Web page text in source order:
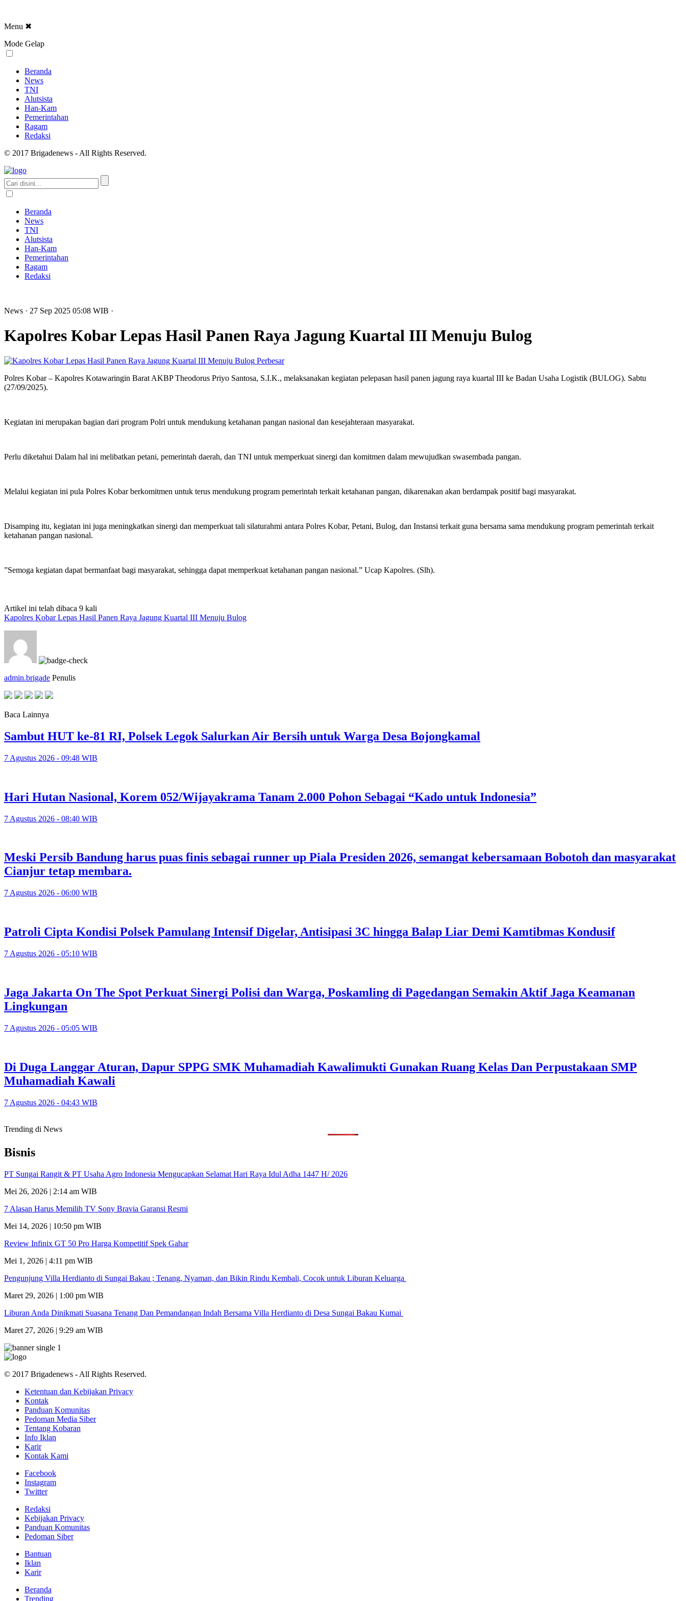
Menu ✖
Mode Gelap
Beranda
News
TNI
Alutsista
Han-Kam
Pemerintahan
Ragam
Redaksi
© 2017 Brigadenews - All Rights Reserved.
Beranda
News
TNI
Alutsista
Han-Kam
Pemerintahan
Ragam
Redaksi
News · 27 Sep 2025 05:08 WIB ·
Kapolres Kobar Lepas Hasil Panen Raya Jagung Kuartal III Menuju Bulog
Perbesar
‎Polres Kobar – Kapolres Kotawaringin Barat AKBP Theodorus Priyo Santosa, S.I.K., melaksanakan kegiatan pelepasan hasil panen jagung raya kuartal III ke Badan Usaha Logistik (BULOG). Sabtu
(27/09/2025).
‎Kegiatan ini merupakan bagian dari program Polri untuk mendukung ketahanan pangan nasional dan kesejahteraan masyarakat.
‎Perlu diketahui Dalam hal ini melibatkan petani, pemerintah daerah, dan TNI untuk memperkuat sinergi dan komitmen dalam mewujudkan swasembada pangan.
‎Melalui kegiatan ini pula Polres Kobar berkomitmen untuk terus mendukung program pemerintah terkait ketahanan pangan, dikarenakan akan berdampak positif bagi masyarakat.
‎Disamping itu, kegiatan ini juga meningkatkan sinergi dan memperkuat tali silaturahmi antara Polres Kobar, Petani, Bulog, dan Instansi terkait guna bersama sama mendukung program pemerintah terkait
ketahanan pangan nasional.
‎”Semoga kegiatan dapat bermanfaat bagi masyarakat, sehingga dapat memperkuat ketahanan pangan nasional.” Ucap Kapolres. (Slh).
Artikel ini telah dibaca 9 kali
Kapolres Kobar Lepas Hasil Panen Raya Jagung Kuartal III Menuju Bulog
admin.brigade Penulis
Baca Lainnya
Sambut HUT ke-81 RI, Polsek Legok Salurkan Air Bersih untuk Warga Desa Bojongkamal
7 Agustus 2026 - 09:48 WIB
Hari Hutan Nasional, Korem 052/Wijayakrama Tanam 2.000 Pohon Sebagai “Kado untuk Indonesia”
7 Agustus 2026 - 08:40 WIB
Meski Persib Bandung harus puas finis sebagai runner up Piala Presiden 2026, semangat kebersamaan Bobotoh dan masyarakat
Cianjur tetap membara.
7 Agustus 2026 - 06:00 WIB
Patroli Cipta Kondisi Polsek Pamulang Intensif Digelar, Antisipasi 3C hingga Balap Liar Demi Kamtibmas Kondusif
7 Agustus 2026 - 05:10 WIB
Jaga Jakarta On The Spot Perkuat Sinergi Polisi dan Warga, Poskamling di Pagedangan Semakin Aktif Jaga Keamanan
Lingkungan
7 Agustus 2026 - 05:05 WIB
Di Duga Langgar Aturan, Dapur SPPG SMK Muhamadiah Kawalimukti Gunakan Ruang Kelas Dan Perpustakaan SMP
Muhamadiah Kawali
7 Agustus 2026 - 04:43 WIB
Trending di News
Bisnis
PT Sungai Rangit & PT Usaha Agro Indonesia Mengucapkan Selamat Hari Raya Idul Adha 1447 H/ 2026
Mei 26, 2026 | 2:14 am WIB
7 Alasan Harus Memilih TV Sony Bravia Garansi Resmi
Mei 14, 2026 | 10:50 pm WIB
Review Infinix GT 50 Pro Harga Kompetitif Spek Gahar
Mei 1, 2026 | 4:11 pm WIB
Pengunjung Villa Herdianto di Sungai Bakau ; Tenang, Nyaman, dan Bikin Rindu Kembali, Cocok untuk Liburan Keluarga
Maret 29, 2026 | 1:00 pm WIB
Liburan Anda Dinikmati Suasana Tenang Dan Pemandangan Indah Bersama Villa Herdianto di Desa Sungai Bakau Kumai
Maret 27, 2026 | 9:29 am WIB
© 2017 Brigadenews - All Rights Reserved.
Ketentuan dan Kebijakan Privacy
Kontak
Panduan Komunitas
Pedoman Media Siber
Tentang Kobaran
Info Iklan
Karir
Kontak Kami
Facebook
Instagram
Twitter
Redaksi
Kebijakan Privacy
Panduan Komunitas
Pedoman Siber
Bantuan
Iklan
Karir
Beranda
Trending